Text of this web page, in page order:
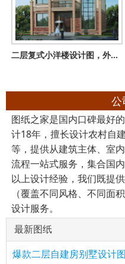
二层复式小洋楼设计图，外观精致，户型合理
公
图纸之家是国内口碑最好
计18年，擅长设计农村自
等，提供从建筑主体、室
流程一站式服务，集合国
以上设计经验，我们既提
（覆盖不同风格、不同面
设计服务。
最新图纸